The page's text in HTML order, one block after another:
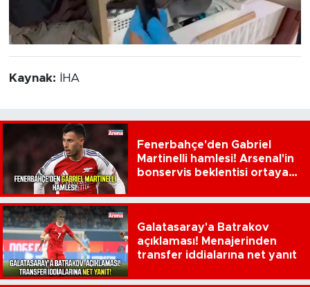
Kaynak: İHA
Fenerbahçe'den Gabriel
Martinelli hamlesi! Arsenal'in
bonservis beklentisi ortaya
Galatasaray'a Batrakov
açıklaması! Menajerinden
transfer iddialarına net yanıt